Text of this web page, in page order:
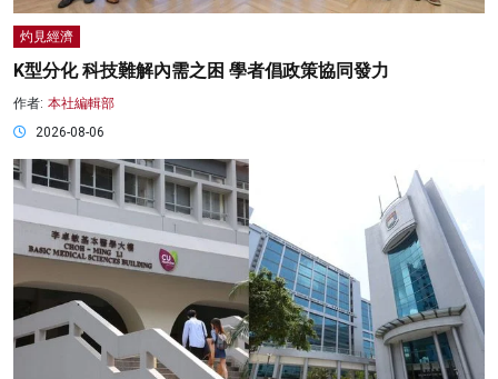
灼見經濟
K型分化 科技難解內需之困 學者倡政策協同發力
作者: 本社編輯部
2026-08-06